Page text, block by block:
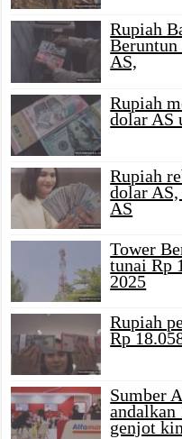
Rupiah
Beruntun
AS,
Rupiah
dolar AS
Rupiah
dolar
AS
Tower
tunai Rp
2025
Rupiah
Rp
Sumber
andalkan
genjot